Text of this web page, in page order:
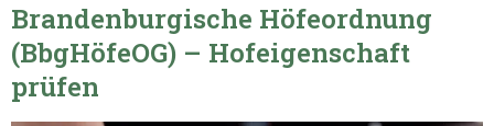
Brandenburgische Höfeordnung
(BbgHöfeOG) – Hofeigenschaft
prüfen